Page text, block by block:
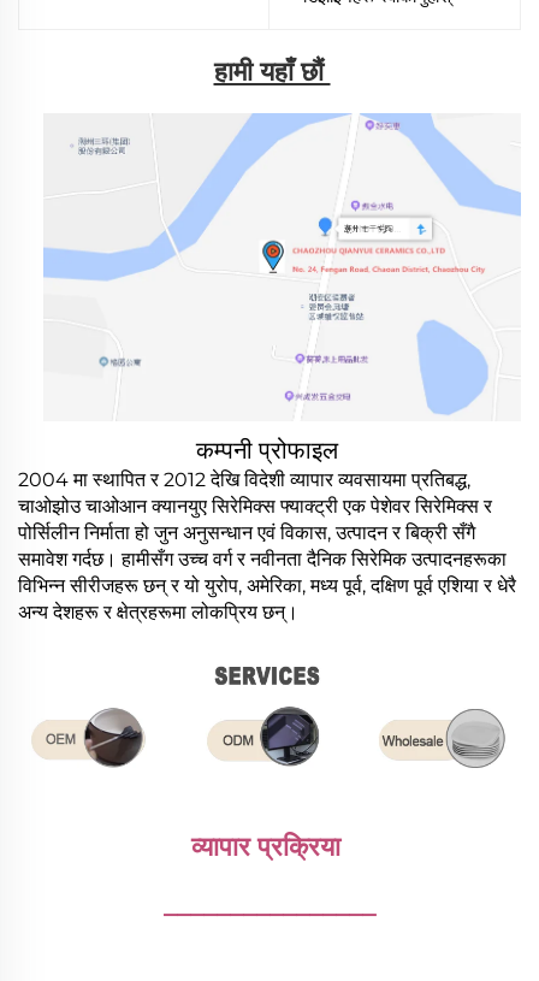
हामी यहाँ छौं
कम्पनी प्रोफाइल
2004 मा स्थापित र 2012 देखि विदेशी व्यापार व्यवसायमा प्रतिबद्ध,
चाओझोउ चाओआन क्यानयुए सिरेमिक्स फ्याक्ट्री एक पेशेवर सिरेमिक्स र
पोर्सिलीन निर्माता हो जुन अनुसन्धान एवं विकास, उत्पादन र बिक्री सँगै
समावेश गर्दछ। हामीसँग उच्च वर्ग र नवीनता दैनिक सिरेमिक उत्पादनहरूका
विभिन्न सीरीजहरू छन् र यो युरोप, अमेरिका, मध्य पूर्व, दक्षिण पूर्व एशिया र धेरै
अन्य देशहरू र क्षेत्रहरूमा लोकप्रिय छन्।
व्यापार प्रक्रिया
________________